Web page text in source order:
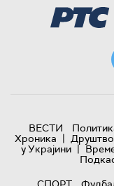
ВЕСТИ
Хроника | Друштво
у Украјини |